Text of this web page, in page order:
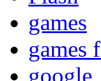
games
games
google